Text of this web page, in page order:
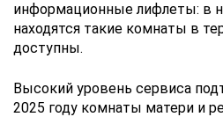
информационные лифлеты: в
находятся такие комнаты в
доступны.
Высокий уровень сервиса
2025 году комнаты матери и